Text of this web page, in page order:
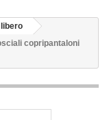
copripantaloni